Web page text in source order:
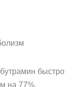
быстро
на 77%.